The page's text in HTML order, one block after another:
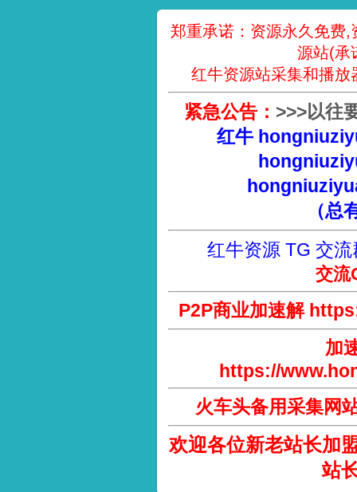
郑重承诺：资源永久免费
源站(承
红牛资源站采集和播放
紧急公告： >>>以往
红牛
（总
红牛资源 TG 交流
交流
P2P商业加速解
加
https://
火车头备用采集网
欢迎各位新老站长加
站